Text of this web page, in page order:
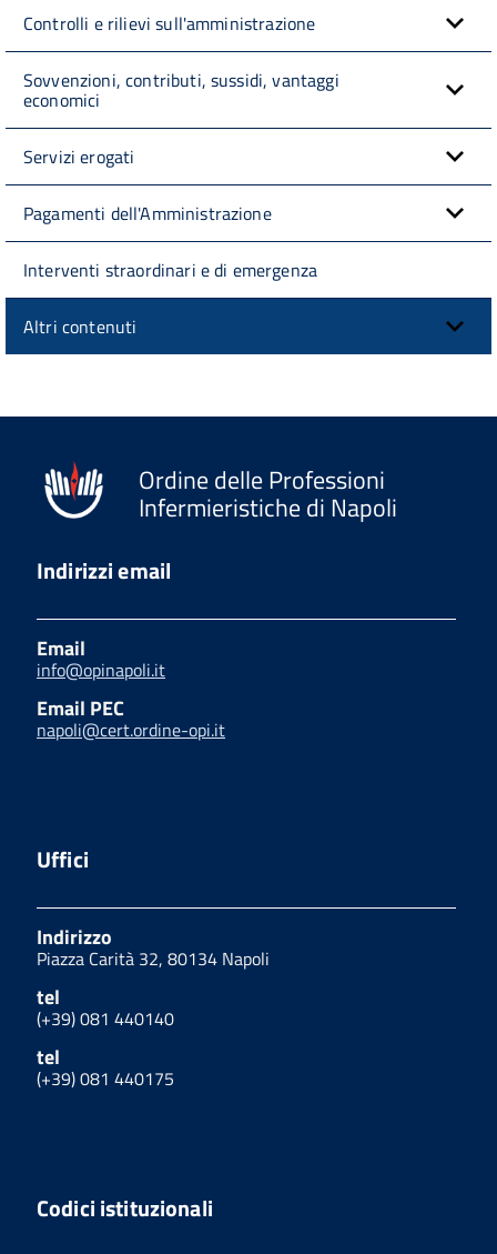
Controlli e rilievi sull'amministrazione
Sovvenzioni, contributi, sussidi, vantaggi
economici
Servizi erogati
Pagamenti dell'Amministrazione
Interventi straordinari e di emergenza
Altri contenuti
Ordine delle Professioni
Infermieristiche di Napoli
Indirizzi email
Email
info@opinapoli.it
Email PEC
napoli@cert.ordine-opi.it
Uffici
Indirizzo
Piazza Carità 32, 80134 Napoli
tel
(+39) 081 440140
tel
(+39) 081 440175
Codici istituzionali